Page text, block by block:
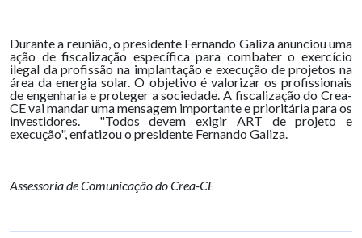
Durante a reunião, o presidente Fernando Galiza anunciou uma
ação de fiscalização específica para combater o exercício
ilegal da profissão na implantação e execução de projetos na
área da energia solar. O objetivo é valorizar os profissionais
de engenharia e proteger a sociedade. A fiscalização do Crea-
CE vai mandar uma mensagem importante e prioritária para os
investidores. "Todos devem exigir ART de projeto e
execução", enfatizou o presidente Fernando Galiza.
Assessoria de Comunicação do Crea-CE